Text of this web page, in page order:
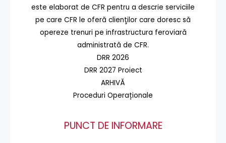
este elaborat de CFR pentru a descrie serviciile
pe care CFR le oferă clienţilor care doresc să
opereze trenuri pe infrastructura feroviară
administrată de CFR.
DRR 2026
DRR 2027 Proiect
ARHIVĂ
Proceduri Operaționale
PUNCT DE INFORMARE